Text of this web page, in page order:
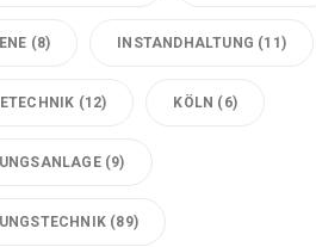
(8) INSTANDHALTUNG (11)
(12) KÖLN (6)
(9)
(89)